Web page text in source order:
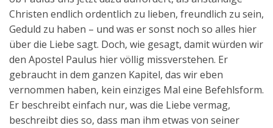
Christen endlich ordentlich zu lieben, freundlich zu sein,
Geduld zu haben – und was er sonst noch so alles hier
über die Liebe sagt. Doch, wie gesagt, damit würden wir
den Apostel Paulus hier völlig missverstehen. Er
gebraucht in dem ganzen Kapitel, das wir eben
vernommen haben, kein einziges Mal eine Befehlsform.
Er beschreibt einfach nur, was die Liebe vermag,
beschreibt dies so, dass man ihm etwas von seiner